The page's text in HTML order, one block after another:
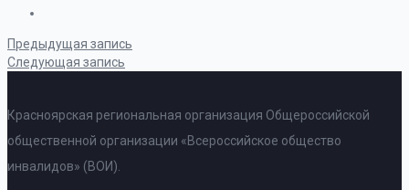
Предыдущая запись
Следующая запись
Красноярская региональная организация Общероссийской
общественной организации «Всероссийское общество
инвалидов» (ВОИ).